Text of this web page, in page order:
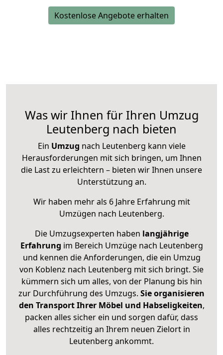
Kostenlose Angebote erhalten
Was wir Ihnen für Ihren Umzug
Leutenberg nach bieten
Ein Umzug nach Leutenberg kann viele
Herausforderungen mit sich bringen, um Ihnen
die Last zu erleichtern – bieten wir Ihnen unsere
Unterstützung an.
Wir haben mehr als 6 Jahre Erfahrung mit
Umzügen nach Leutenberg.
Die Umzugsexperten haben langjährige
Erfahrung im Bereich Umzüge nach Leutenberg
und kennen die Anforderungen, die ein Umzug
von Koblenz nach Leutenberg mit sich bringt. Sie
kümmern sich um alles, von der Planung bis hin
zur Durchführung des Umzugs. Sie organisieren
den Transport Ihrer Möbel und Habseligkeiten,
packen alles sicher ein und sorgen dafür, dass
alles rechtzeitig an Ihrem neuen Zielort in
Leutenberg ankommt.